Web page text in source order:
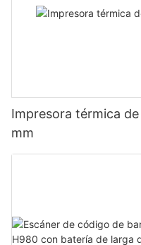
Impresora térmica
mm